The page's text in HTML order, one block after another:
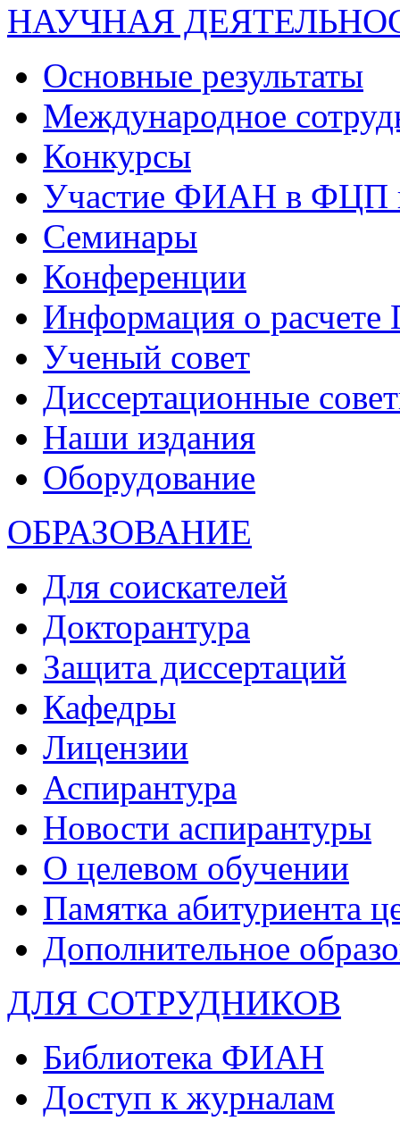
НАУЧНАЯ
Основные результаты
Международное
Конкурсы
Участие ФИАН в ФЦП
Семинары
Конференции
Информация о
Ученый совет
Диссертационные
Наши издания
Оборудование
ОБРАЗОВАНИЕ
Для соискателей
Докторантура
Защита диссертаций
Кафедры
Лицензии
Аспирантура
Новости аспирантуры
О целевом обучении
Памятка абитуриента
Дополнительное
ДЛЯ СОТРУДНИКОВ
Библиотека ФИАН
Доступ к журналам